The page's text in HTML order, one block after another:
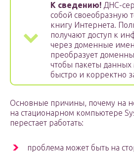
К сведению! ДНС-
собой своеобразную
книгу Интернета.
получают доступ к
через доменные
преобразует
чтобы пакеты данных
быстро и корректно
Основные причины, почему на
на стационарном компьютере
перестает работать:
проблема может быть на